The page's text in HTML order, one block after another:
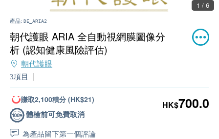
1 / 6
產品: DE_ARIA2
朝代護眼 ARIA 全自動視網膜圖像分
析 (認知健康風險評估)
朝代護眼
3項目
賺取2,100積分 (HK$21)
體檢前可免費取消
為產品留下第一個評論
HK$700.0